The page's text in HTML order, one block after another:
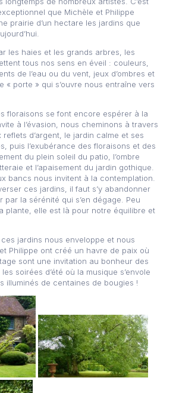
que Michèle et Philippe
prairie d’un hectare les jardins que
les haies et les grands arbres, les
tous nos sens en éveil : couleurs,
de l’eau ou du vent, jeux d’ombres et
« porte » qui s’ouvre nous entraîne vers
floraisons se font encore espérer à la
à l’évasion, nous cheminons à travers
d’argent, le jardin calme et ses
puis l’exubérance des floraisons et des
du plein soleil du patio, l’ombre
et l’apaisement du jardin gothique.
bancs nous invitent à la contemplation.
ces jardins, il faut s’y abandonner
par la sérénité qui s’en dégage. Peu
plante, elle est là pour notre équilibre et
ces jardins nous enveloppe et nous
Philippe ont créé un havre de paix où
sont une invitation au bonheur des
soirées d’été où la musique s’envole
illuminés de centaines de bougies !